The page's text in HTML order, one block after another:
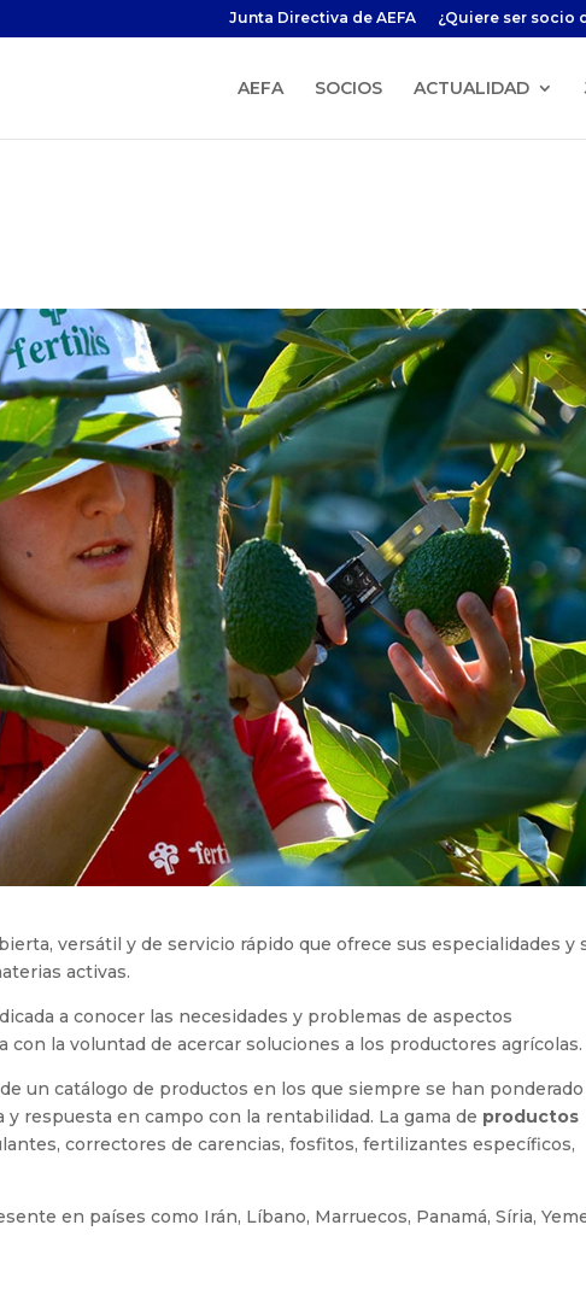
Junta Directiva de AEFA ¿Quiere ser socio
AEFA SOCIOS ACTUALIDAD
versátil y de servicio rápido que ofrece sus especialidades y
activas.
a conocer las necesidades y problemas de aspectos
la voluntad de acercar soluciones a los productores agrícolas.
un catálogo de productos en los que siempre se han ponderado
respuesta en campo con la rentabilidad. La gama de productos
correctores de carencias, fosfitos, fertilizantes específicos,
en países como Irán, Líbano, Marruecos, Panamá, Síria,